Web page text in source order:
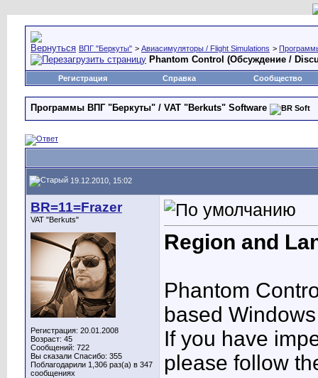
ВПГ "Беркуты" > Авиасимуляторы / Flight Simulations >
Phantom Control (Обсуждение /
Регистрация Справка Сообщество
Программы ВПГ "Беркуты" / VAT "Berkuts" Software
19.12.2010, 15:02
BR=11=Frazer
VAT "Berkuts"
Регистрация: 20.01.2008
Возраст: 45
Сообщений: 722
Вы сказали Спасибо: 355
Поблагодарили 1,306 раз(а) в 347
сообщениях
Region and
Phantom
based
If you have
please follow